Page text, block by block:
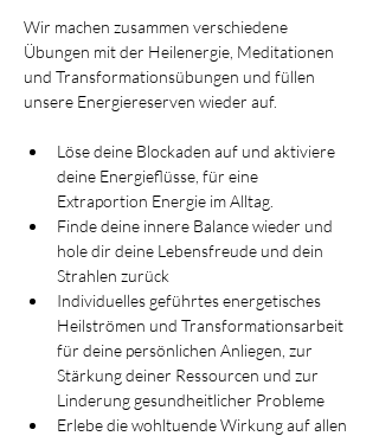
Wir machen zusammen verschiedene
Übungen mit der Heilenergie, Meditationen
und Transformationsübungen und füllen
unsere Energiereserven wieder auf.
Löse deine Blockaden auf und aktiviere
deine Energieflüsse, für eine
Extraportion Energie im Alltag.
Finde deine innere Balance wieder und
hole dir deine Lebensfreude und dein
Strahlen zurück
Individuelles geführtes energetisches
Heilströmen und Transformationsarbeit
für deine persönlichen Anliegen, zur
Stärkung deiner Ressourcen und zur
Linderung gesundheitlicher Probleme
Erlebe die wohltuende Wirkung auf allen